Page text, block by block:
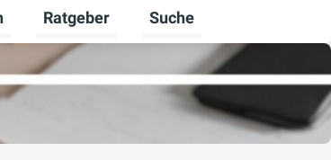
umschalten
umschalten
Untermenü für Unternehmen umschalten
Ratgeber
Untermenü für Ratgeber
Suche